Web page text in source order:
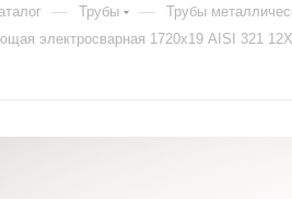
— Трубы — Трубы
электросварная 1720х19 AISI 321